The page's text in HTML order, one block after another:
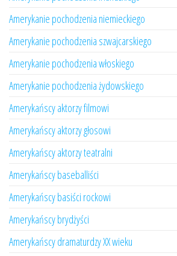
Amerykanie pochodzenia niemieckiego
Amerykanie pochodzenia szwajcarskiego
Amerykanie pochodzenia włoskiego
Amerykanie pochodzenia żydowskiego
Amerykańscy aktorzy filmowi
Amerykańscy aktorzy głosowi
Amerykańscy aktorzy teatralni
Amerykańscy baseballiści
Amerykańscy basiści rockowi
Amerykańscy brydżyści
Amerykańscy dramaturdzy XX wieku